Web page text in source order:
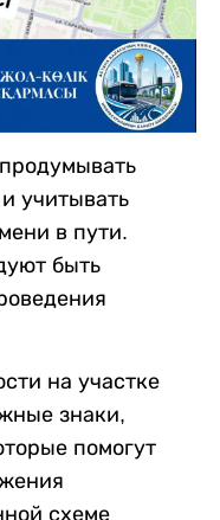
учитывать
в пути.
быть
на участке
знаки,
помогут
схеме